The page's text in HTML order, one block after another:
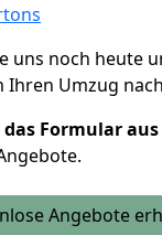
uns noch heute
Ihren Umzug
Formular aus
Angebote